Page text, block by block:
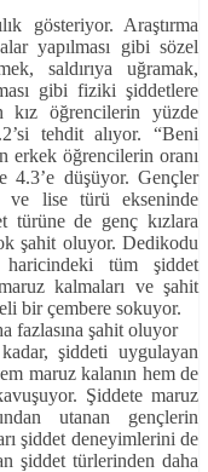
gösteriyor. Araştırma
yapılması gibi sözel
saldırıya uğramak,
gibi fiziki şiddetlere
kız öğrencilerin yüzde
tehdit alıyor. “Beni
erkek öğrencilerin oranı
4.3’e düşüyor. Gençler
ve lise türü ekseninde
türüne de genç kızlara
şahit oluyor. Dedikodu
haricindeki tüm şiddet
kalmaları ve şahit
bir çembere sokuyor.
fazlasına şahit oluyor
şiddeti uygulayan
maruz kalanın hem de
Şiddete maruz
utanan gençlerin
şiddet deneyimlerini de
şiddet türlerinden daha